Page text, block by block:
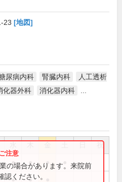
23 [地図]
尿病内科 腎臓内科
人工透析
化器外科 消化器内科
祝
● ● ●
● ●
の場合があります。来院前
ください。